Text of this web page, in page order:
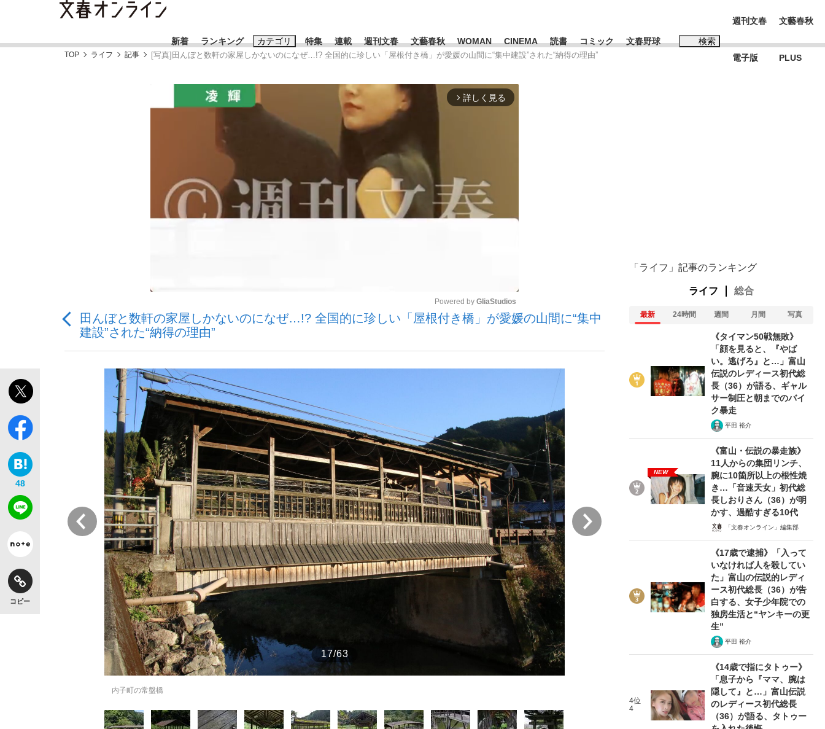
新着 ランキング カテゴリ
「敗因分析は一切聞かれなかった」侍ジャパン選手が証言した“NPB聞... 「クマが悪者扱いされているのが悲しい」『北の国から』倉本聰氏（91...
「目標達成できなかったからと言って…」サッカー日本代表・森保一監督...
もっと見る
特集
キングの誕生を、目撃せよ。
いまさら聞けない資産運用のすべて
the Style
もっと見る
連載 週刊文春 文藝春秋 WOMAN CINEMA 読書 コミック 文春野球 検索
おすすめのキーワードタグ一覧
#高市早苗 #森岡毅
週刊文春
電子版
文藝春秋
PLUS
TOP ライフ 記事 [写真]田んぼと数軒の家屋しかないのになぜ…!? 全国的に珍しい「屋根付き橋」が愛媛の山間に“集中建設”された“納得の理由”
arrow_forward_ios 詳しく見る
Powered by GliaStudios
田んぼと数軒の家屋しかないのになぜ…!? 全国的に珍しい「屋根付き橋」が愛媛の山間に“集中
建設”された“納得の理由”
48
コピー
17/63
内子町の常盤橋
前
「ライフ」記事のランキング
ライフ 総合
最新 24時間 週間 月間 写真
《タイマン50戦無敗》
「顔を見ると、『やば
い。逃げろ』と…」富山
伝説のレディース初代総
長（36）が語る、ギャル
サー制圧と朝までのバイ
ク暴走
平田 裕介
NEW
《富山・伝説の暴走族》
11人からの集団リンチ、
腕に10箇所以上の根性焼
き…「音速天女」初代総
長しおりさん（36）が明
かす、過酷すぎる10代
「文春オンライン」編集部
《17歳で逮捕》「入って
いなければ人を殺してい
た」富山の伝説的レディ
ース初代総長（36）が告
白する、女子少年院での
独房生活と“ヤンキーの更
生”
平田 裕介
4位
4
《14歳で指にタトゥー》
「息子から『ママ、腕は
隠して』と…」富山伝説
のレディース初代総長
（36）が語る、タトゥー